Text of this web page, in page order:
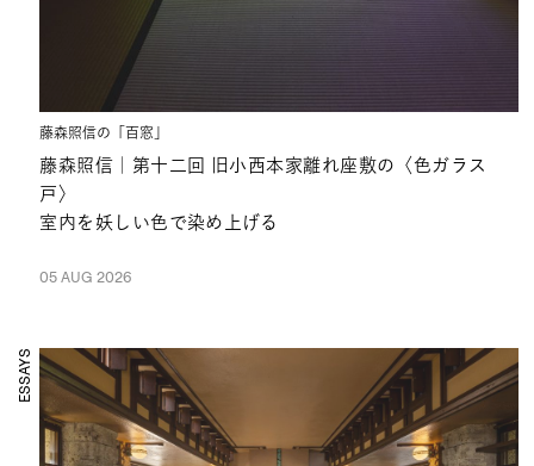
藤森照信の「百窓」
藤森照信｜第十二回 旧小西本家離れ座敷の〈色ガラス
戸〉
室内を妖しい色で染め上げる
05 AUG 2026
ESSAYS